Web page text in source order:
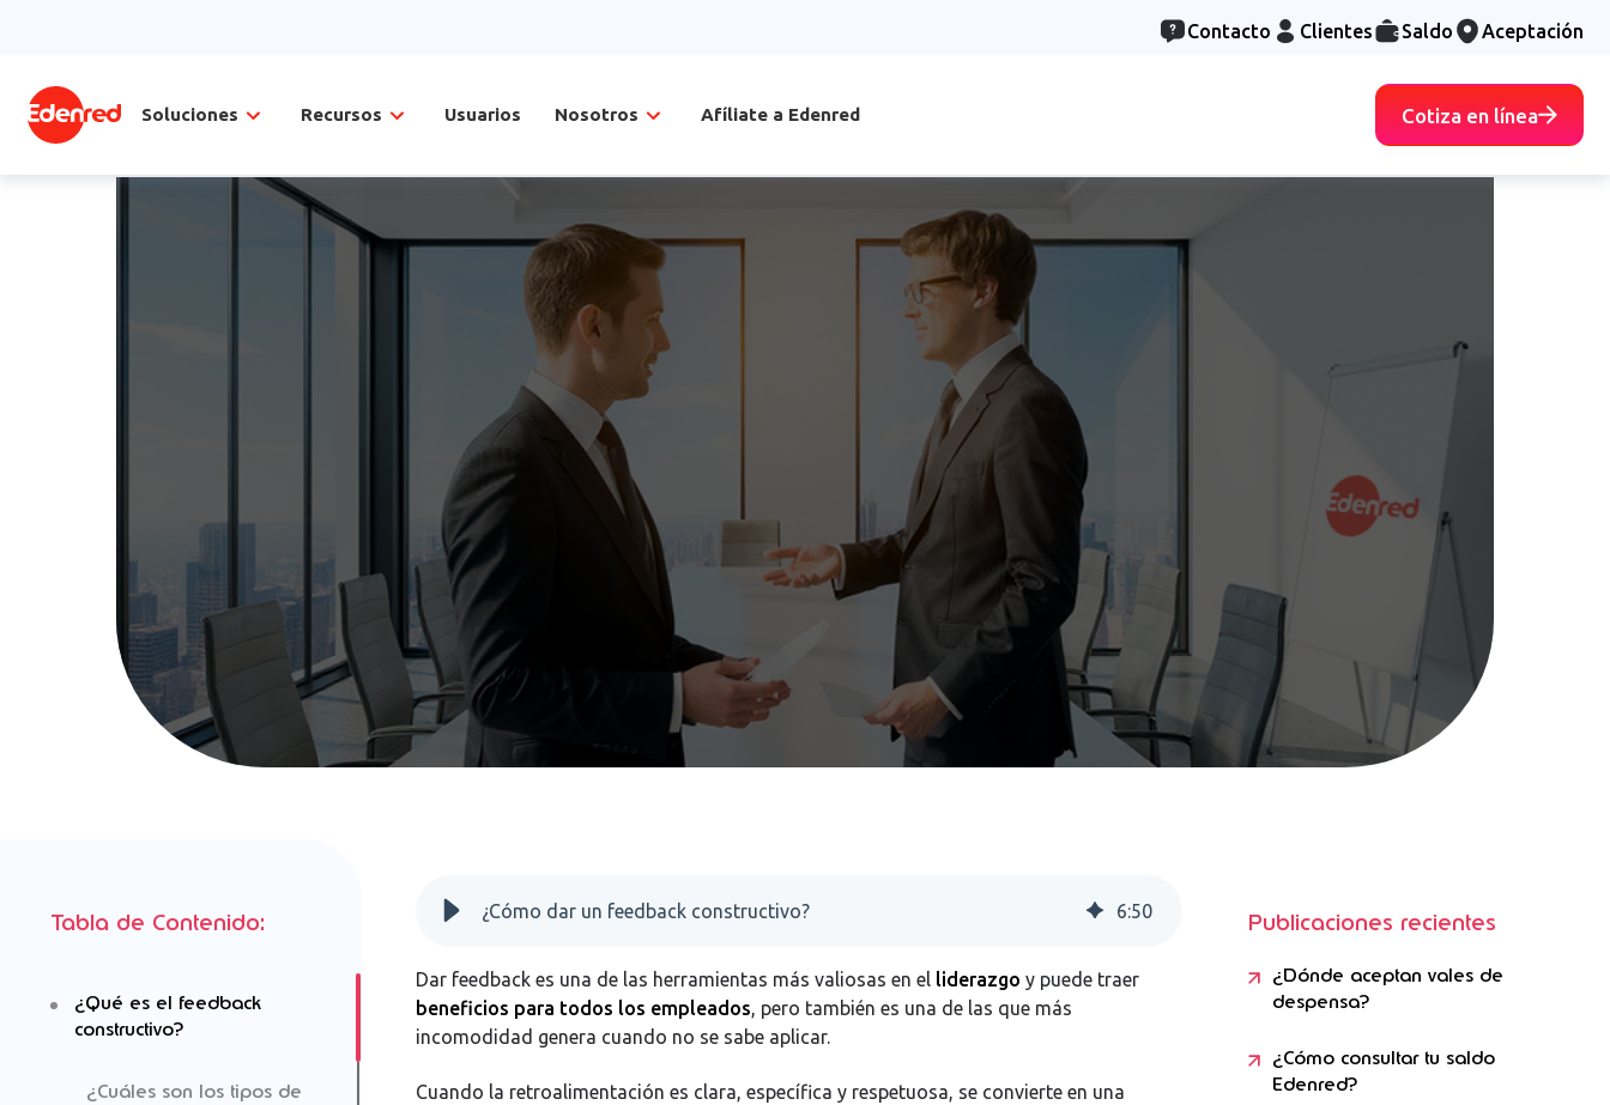
Contacto Clientes Saldo Aceptación
Soluciones Recursos Usuarios Nosotros Afíliate a Edenred Cotiza en línea
Tabla de Contenido:
¿Qué es el feedback
constructivo?
¿Cuáles son los tipos de
¿Cómo dar un feedback constructivo? 6:50
Dar feedback es una de las herramientas más valiosas en el liderazgo y puede traer
beneficios para todos los empleados, pero también es una de las que más
incomodidad genera cuando no se sabe aplicar.
Cuando la retroalimentación es clara, específica y respetuosa, se convierte en una
Publicaciones recientes
¿Dónde aceptan vales de
despensa?
¿Cómo consultar tu saldo
Edenred?